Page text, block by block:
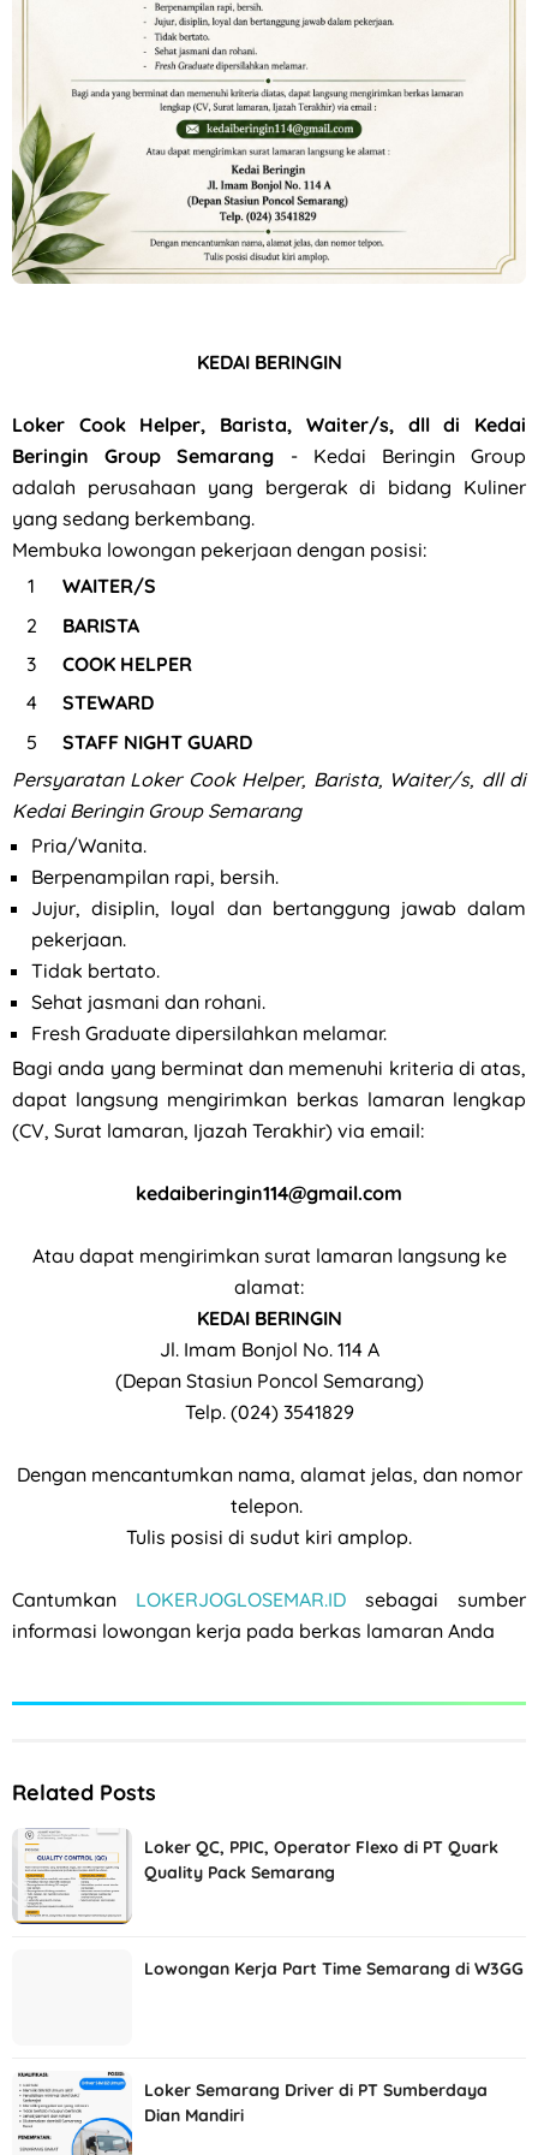
Loker Klaten, Sukoharjo, Surakarta Posisi Field Collector
KEDAI BERINGIN
Loker Cook Helper, Barista, Waiter/s, dll di Kedai
Beringin Group Semarang - Kedai Beringin Group
adalah perusahaan yang bergerak di bidang Kuliner
yang sedang berkembang.
Membuka lowongan pekerjaan dengan posisi:
WAITER/S
BARISTA
COOK HELPER
STEWARD
STAFF NIGHT GUARD
Persyaratan Loker Cook Helper, Barista, Waiter/s, dll di
Kedai Beringin Group Semarang
Pria/Wanita.
Berpenampilan rapi, bersih.
Jujur, disiplin, loyal dan bertanggung jawab dalam
pekerjaan.
Tidak bertato.
Sehat jasmani dan rohani.
Fresh Graduate dipersilahkan melamar.
Bagi anda yang berminat dan memenuhi kriteria di atas,
dapat langsung mengirimkan berkas lamaran lengkap
(CV, Surat lamaran, Ijazah Terakhir) via email:
kedaiberingin114@gmail.com
Atau dapat mengirimkan surat lamaran langsung ke
alamat:
KEDAI BERINGIN
Jl. Imam Bonjol No. 114 A
(Depan Stasiun Poncol Semarang)
Telp. (024) 3541829
Dengan mencantumkan nama, alamat jelas, dan nomor
telepon.
Tulis posisi di sudut kiri amplop.
Cantumkan LOKERJOGLOSEMAR.ID sebagai sumber
informasi lowongan kerja pada berkas lamaran Anda
Related Posts
Loker QC, PPIC, Operator Flexo di PT Quark
Quality Pack Semarang
Lowongan Kerja Part Time Semarang di W3GG
Loker Semarang Driver di PT Sumberdaya
Dian Mandiri